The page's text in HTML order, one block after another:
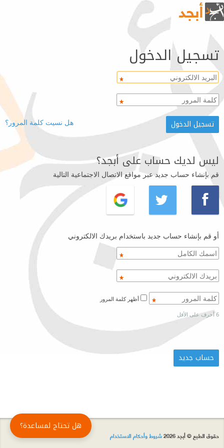
تسجيل الدخول
هل نسيت كلمة المرور؟
ليس لديك حساب على أبجد؟
قم بإنشاء حساب جديد عبر مواقع الاتصال الاجتماعية التالية
أو قم بإنشاء حساب جديد باستخدام بريدك الالكتروني
6 أحرف على الأقل
حقوق الطبع © أبجد 2026 شروط وأحكام الاستخدام
هل تحتاج لمساعدة؟